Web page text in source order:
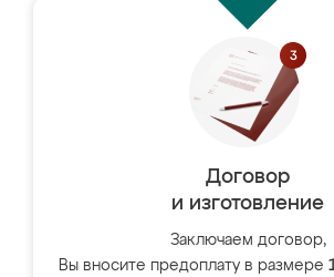
Договор
и изготовление
Заключаем договор,
Вы вносите предоплату в размере